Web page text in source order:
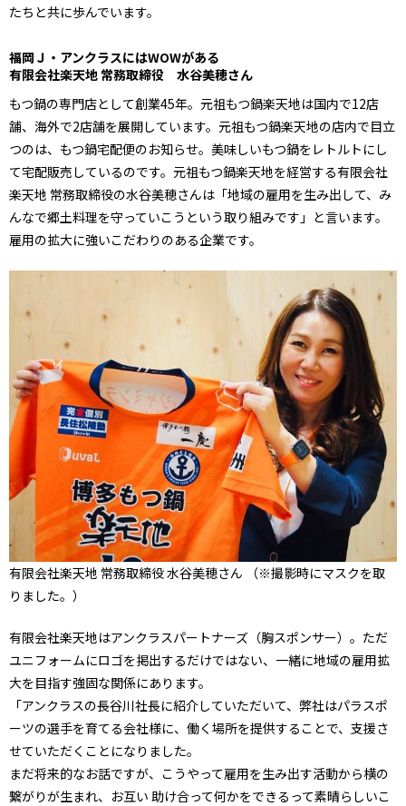
たちと共に歩んでいます。
福岡Ｊ・アンクラスにはWOWがある
有限会社楽天地 常務取締役 水谷美穂さん
もつ鍋の専門店として創業45年。元祖もつ鍋楽天地は国内で12店
舗、海外で2店舗を展開しています。元祖もつ鍋楽天地の店内で目立
つのは、もつ鍋宅配便のお知らせ。美味しいもつ鍋をレトルトにし
て宅配販売しているのです。元祖もつ鍋楽天地を経営する有限会社
楽天地 常務取締役の水谷美穂さんは「地域の雇用を生み出して、み
んなで郷土料理を守っていこうという取り組みです」と言います。
雇用の拡大に強いこだわりのある企業です。
有限会社楽天地 常務取締役 水谷美穂さん （※撮影時にマスクを取
りました。）
有限会社楽天地はアンクラスパートナーズ（胸スポンサー）。ただ
ユニフォームにロゴを掲出するだけではない、一緒に地域の雇用拡
大を目指す強固な関係にあります。
「アンクラスの長谷川社長に紹介していただいて、弊社はパラスポ
ーツの選手を育てる会社様に、働く場所を提供することで、支援さ
せていただくことになりました。
まだ将来的なお話ですが、こうやって雇用を生み出す活動から横の
繋がりが生まれ、お互い 助け合って何かをできるって素晴らしいこ